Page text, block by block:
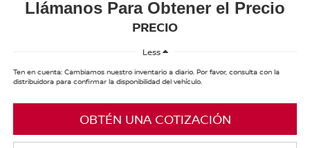
Llámanos Para Obtener el Precio
PRECIO
Less
Ten en cuenta: Cambiamos nuestro inventario a diario. Por favor, consulta con la
distribuidora para confirmar la disponibilidad del vehículo.
OBTÉN UNA COTIZACIÓN